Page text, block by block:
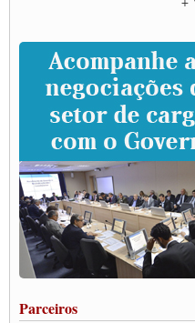
Caminhoneiros prometem paralisação e
CNTTL e lideranças de caminhoneiros
rodovias
Paulinho e Litti debatem política global
SUTCRA no Uruguai
Grande Conquista da Categoria
ENCONTRO INTERNACIONAL EM
DO BRASIL E A ELEIÇÃO 2022
Carta às Brasileiras e aos Brasileiros
Paulinho, presidente da CNTTL, faz
Caminhoneiros aprovam greve a partir
Rodoviários de Feira Santana fazem
salarial
Vacina Já: Lockdown de 24 horas dos
Parceiros